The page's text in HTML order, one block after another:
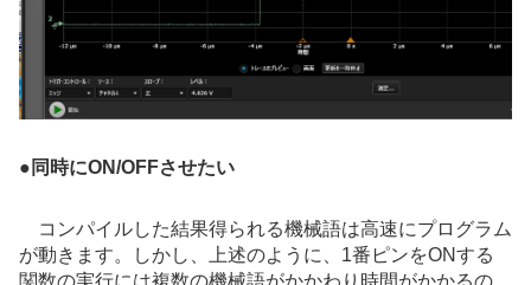
● 同時にON/OFFさせたい
コンパイルした結果得られる機械語は高速にプログラム
が動きます。しかし、上述のように、1番ピンをONする
関数の実行には複数の機械語がかかわり時間がかかるの